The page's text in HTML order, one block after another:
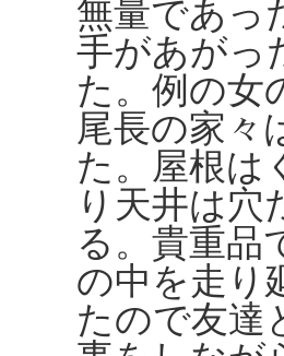
無量であっ
手があがっ
た。例の女
尾長の家々
た。屋根は
り天井は
る。貴重品
の中を走り
たので友達